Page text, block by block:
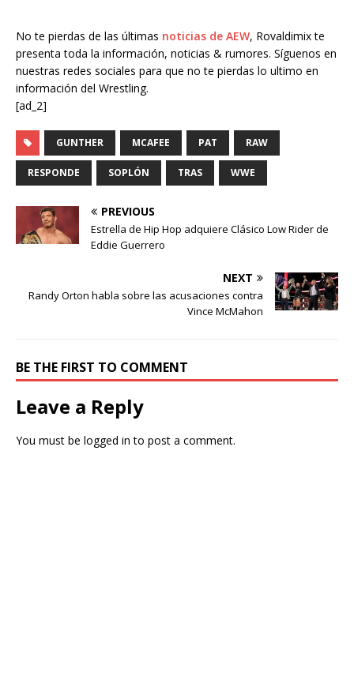
No te pierdas de las últimas noticias de AEW, Rovaldimix te
presenta toda la información, noticias & rumores. Síguenos en
nuestras redes sociales para que no te pierdas lo ultimo en
información del Wrestling.
[ad_2]
GUNTHER MCAFEE PAT RAW
RESPONDE SOPLÓN TRAS WWE
PREVIOUS
Estrella de Hip Hop adquiere Clásico Low Rider de
Eddie Guerrero
NEXT
Randy Orton habla sobre las acusaciones contra
Vince McMahon
BE THE FIRST TO COMMENT
Leave a Reply
You must be logged in to post a comment.